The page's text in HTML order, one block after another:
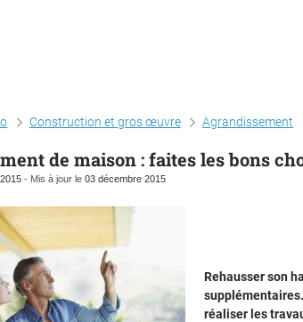
Construction et gros œuvre Agrandissement
de maison : faites les bons
- Mis à jour le 03 décembre 2015
Rehausser son
réaliser les